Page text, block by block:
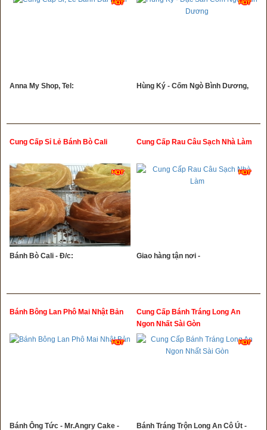
Anna My Shop, Tel: Hùng Ký - Cốm Ngò Bình Dương,
Cung Cấp Sỉ Lẻ Bánh Bò Cali
Bánh Bò Cali - Đ/c:
Cung Cấp Rau Câu Sạch Nhà Làm
Giao hàng tận nơi -
Bánh Bông Lan Phô Mai Nhật Bản
Bánh Ông Tức - Mr.Angry Cake -
Cung Cấp Bánh Tráng Long An
Ngon Nhất Sài Gòn
Bánh Tráng Trộn Long An Cô Út -